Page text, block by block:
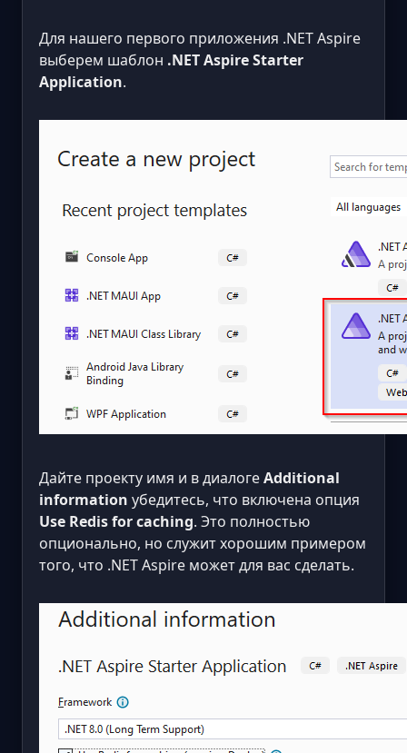
Для нашего первого приложения .NET Aspire
выберем шаблон .NET Aspire Starter
Application.
Дайте проекту имя и в диалогеAdditional
information убедитесь, что включена опция
Use Redis for caching. Это полностью
опционально, но служит хорошим примером
того, что .NET Aspire может для вас сделать.